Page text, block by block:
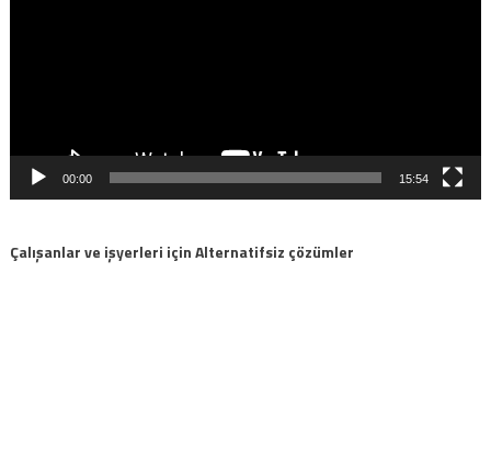
00:00 15:54
Çalışanlar ve işyerleri için Alternatifsiz çözümler